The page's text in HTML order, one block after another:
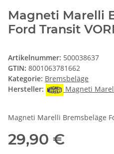
Magneti Marelli
Ford Transit
Artikelnummer: 500038637
GTIN: 8001063781662
Kategorie: Bremsbeläge
Hersteller:
Magneti
Magneti Marelli Bremsbeläge
29,90 €